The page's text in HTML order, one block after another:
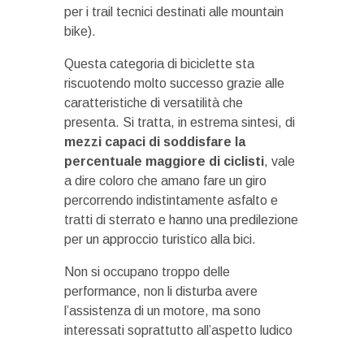
per i trail tecnici destinati alle mountain
bike).
Questa categoria di biciclette sta
riscuotendo molto successo grazie alle
caratteristiche di versatilità che
presenta. Si tratta, in estrema sintesi, di
mezzi capaci di soddisfare la
percentuale maggiore di ciclisti, vale
a dire coloro che amano fare un giro
percorrendo indistintamente asfalto e
tratti di sterrato e hanno una predilezione
per un approccio turistico alla bici.
Non si occupano troppo delle
performance, non li disturba avere
l’assistenza di un motore, ma sono
interessati soprattutto all’aspetto ludico